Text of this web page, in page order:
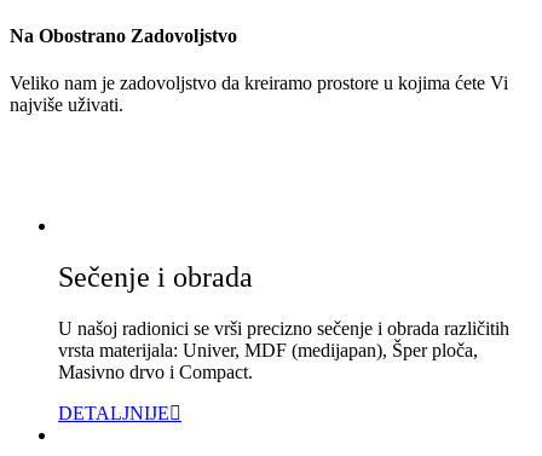
Na Obostrano Zadovoljstvo
Veliko nam je zadovoljstvo da kreiramo prostore u kojima ćete Vi
najviše uživati.
Sečenje i obrada
U našoj radionici se vrši precizno sečenje i obrada različitih
vrsta materijala: Univer, MDF (medijapan), Šper ploča,
Masivno drvo i Compact.
DETALJNIJE